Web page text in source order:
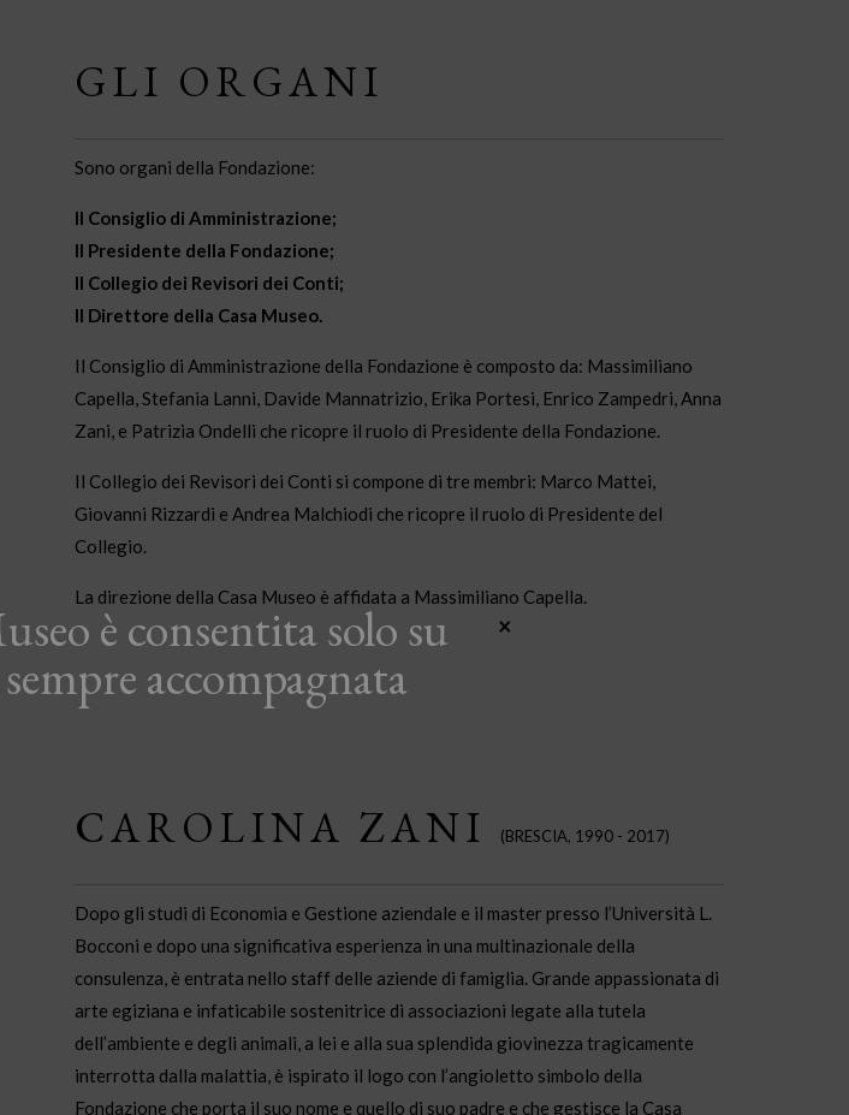
GLI ORGANI
Sono organi della Fondazione:
Il Consiglio di Amministrazione;
Il Presidente della Fondazione;
Il Collegio dei Revisori dei Conti;
Il Direttore della Casa Museo.
Il Consiglio di Amministrazione della Fondazione è composto da: Massimiliano
Capella, Stefania Lanni, Davide Mannatrizio, Erika Portesi, Enrico Zampedri, Anna
Zani, e Patrizia Ondelli che ricopre il ruolo di Presidente della Fondazione.
Il Collegio dei Revisori dei Conti si compone di tre membri: Marco Mattei,
Giovanni Rizzardi e Andrea Malchiodi che ricopre il ruolo di Presidente del
Collegio.
La direzione della Casa Museo è affidata a Massimiliano Capella.
CAROLINA ZANI (BRESCIA, 1990 - 2017)
Dopo gli studi di Economia e Gestione aziendale e il master presso l’Università L.
Bocconi e dopo una significativa esperienza in una multinazionale della
consulenza, è entrata nello staff delle aziende di famiglia. Grande appassionata di
arte egiziana e infaticabile sostenitrice di associazioni legate alla tutela
dell’ambiente e degli animali, a lei e alla sua splendida giovinezza tragicamente
interrotta dalla malattia, è ispirato il logo con l’angioletto simbolo della
Fondazione che porta il suo nome e quello di suo padre e che gestisce la Casa
è consentita solo su
accompagnata
×